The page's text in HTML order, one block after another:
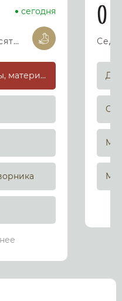
сегодня
Седмица 10-я по Пятидесятнице
Успение праведной Анны, матери Пресвятой Богородицы
08